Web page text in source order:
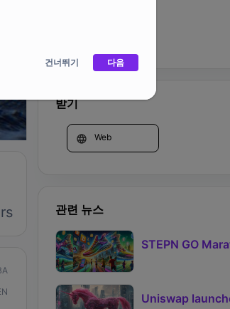
건너뛰기 다음
받기
Web
관련 뉴스